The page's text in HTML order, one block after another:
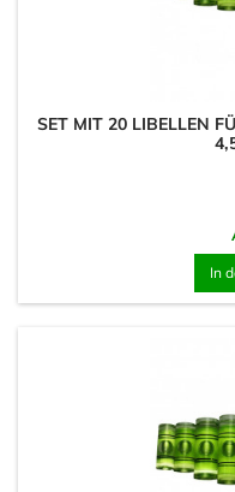
SET MIT 20 LIBELLEN
In